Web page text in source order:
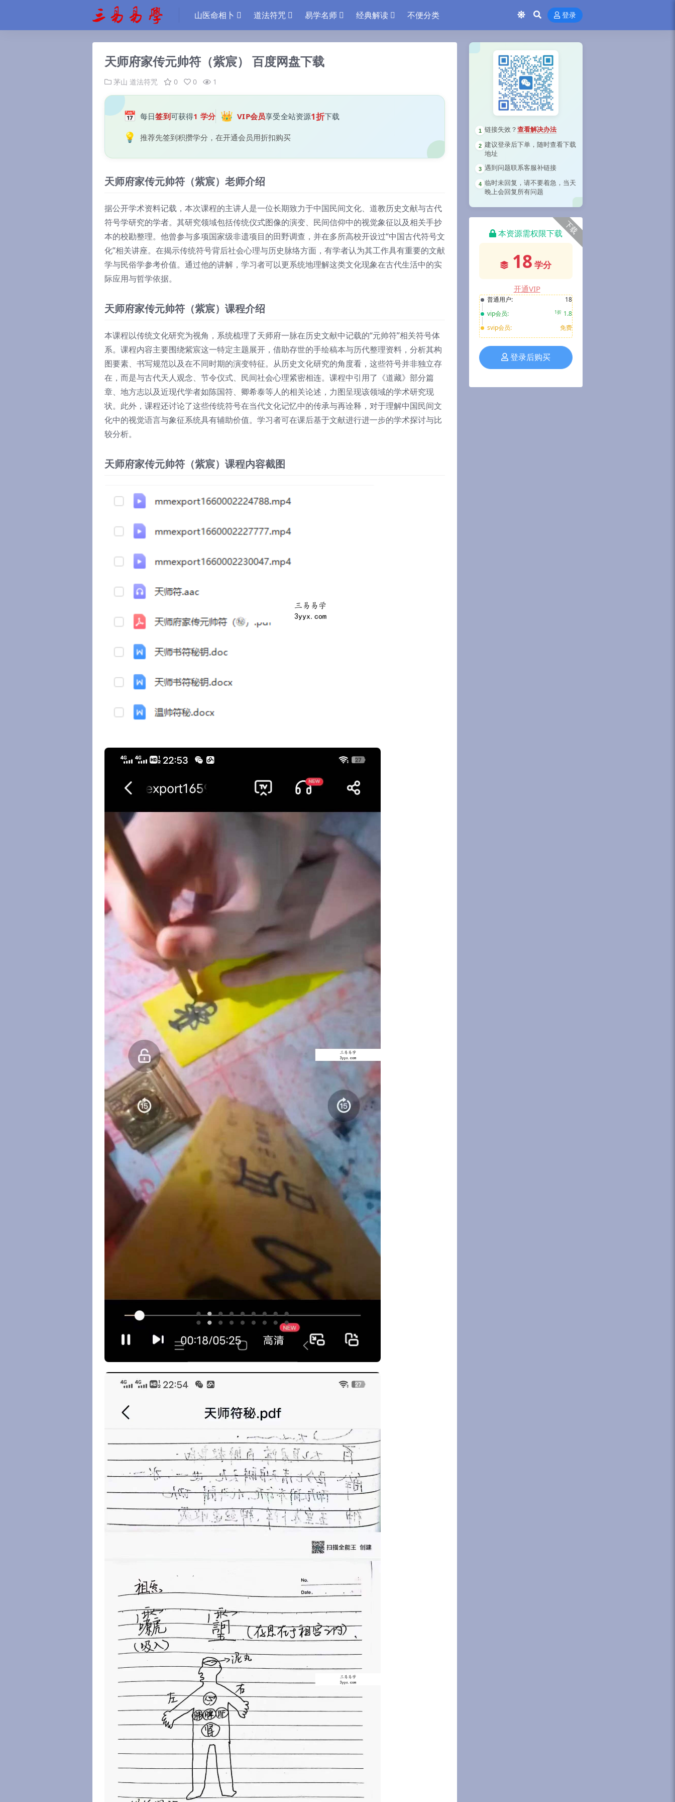
山医命相卜 道法符咒 易学名师 经典解读 不便分类 登录
天师府家传元帅符（紫宸） 百度网盘下载
茅山 道法符咒 0 0 1
📅 每日签到可获得1 学分 👑 VIP会员享受全站资源1折下载
💡 推荐先签到积攒学分，在开通会员用折扣购买
天师府家传元帅符（紫宸）老师介绍
据公开学术资料记载，本次课程的主讲人是一位长期致力于中国民间文化、道教历史文献与古代
符号学研究的学者。其研究领域包括传统仪式图像的演变、民间信仰中的视觉象征以及相关手抄
本的校勘整理。他曾参与多项国家级非遗项目的田野调查，并在多所高校开设过“中国古代符号文
化”相关讲座。在揭示传统符号背后社会心理与历史脉络方面，有学者认为其工作具有重要的文献
学与民俗学参考价值。通过他的讲解，学习者可以更系统地理解这类文化现象在古代生活中的实
际应用与哲学依据。
天师府家传元帅符（紫宸）课程介绍
本课程以传统文化研究为视角，系统梳理了天师府一脉在历史文献中记载的“元帅符”相关符号体
系。课程内容主要围绕紫宸这一特定主题展开，借助存世的手绘稿本与历代整理资料，分析其构
图要素、书写规范以及在不同时期的演变特征。从历史文化研究的角度看，这些符号并非独立存
在，而是与古代天人观念、节令仪式、民间社会心理紧密相连。课程中引用了《道藏》部分篇
章、地方志以及近现代学者如陈国符、卿希泰等人的相关论述，力图呈现该领域的学术研究现
状。此外，课程还讨论了这些传统符号在当代文化记忆中的传承与再诠释，对于理解中国民间文
化中的视觉语言与象征系统具有辅助价值。学习者可在课后基于文献进行进一步的学术探讨与比
较分析。
天师府家传元帅符（紫宸）课程内容截图
1 链接失效？ 查看解决办法
2 建议登录后下单，随时查看下载
地址
3 遇到问题联系客服补链接
4 临时未回复，请不要着急，当天
晚上会回复所有问题
下载
本资源需权限下载
18 学分
开通VIP
普通用户:
18
vip会员:
1折 1.8
svip会员:
免费
登录后购买